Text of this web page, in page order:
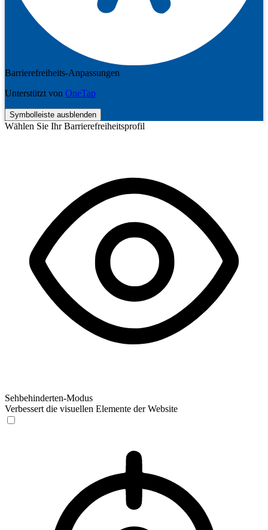
Barrierefreiheits-Anpassungen
Unterstützt von OneTap
Symbolleiste ausblenden
Wählen Sie Ihr Barrierefreiheitsprofil
Sehbehinderten-Modus
Verbessert die visuellen Elemente der Website